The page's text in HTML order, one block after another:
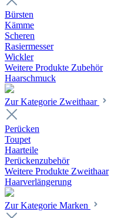
Bürsten
Kämme
Scheren
Rasiermesser
Wickler
Weitere Produkte Zubehör
Haarschmuck
Zur Kategorie Zweithaar
Perücken
Toupet
Haarteile
Perückenzubehör
Weitere Produkte Zweithaar
Haarverlängerung
Zur Kategorie Marken